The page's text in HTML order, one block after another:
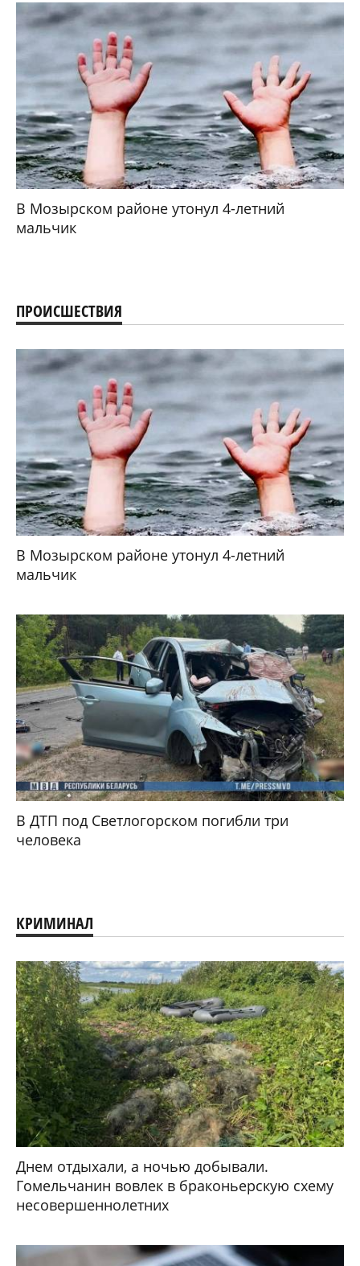
В Мозырском районе утонул 4-летний
мальчик
ПРОИСШЕСТВИЯ
В Мозырском районе утонул 4-летний
мальчик
В ДТП под Светлогорском погибли три
человека
КРИМИНАЛ
Днем отдыхали, а ночью добывали.
Гомельчанин вовлек в браконьерскую схему
несовершеннолетних